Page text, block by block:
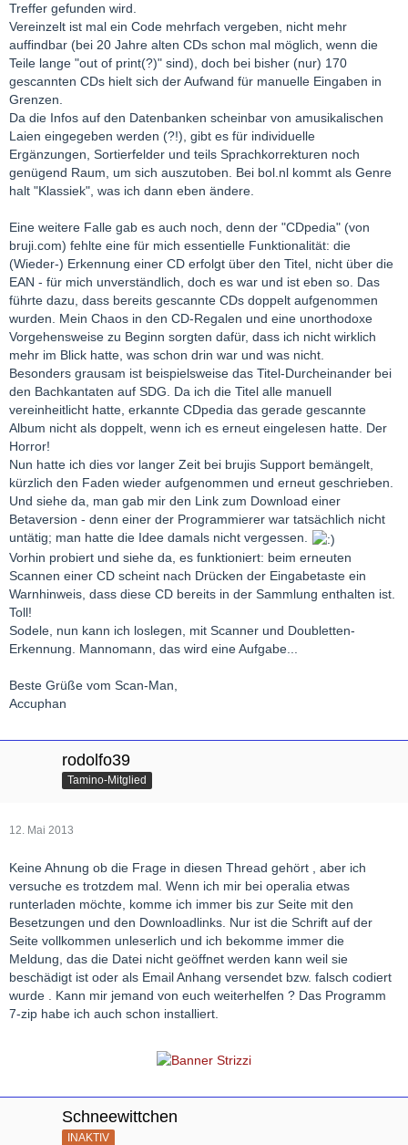
Treffer gefunden wird.
Vereinzelt ist mal ein Code mehrfach vergeben, nicht mehr
auffindbar (bei 20 Jahre alten CDs schon mal möglich, wenn die
Teile lange "out of print(?)" sind), doch bei bisher (nur) 170
gescannten CDs hielt sich der Aufwand für manuelle Eingaben in
Grenzen.
Da die Infos auf den Datenbanken scheinbar von amusikalischen
Laien eingegeben werden (?!), gibt es für individuelle
Ergänzungen, Sortierfelder und teils Sprachkorrekturen noch
genügend Raum, um sich auszutoben. Bei bol.nl kommt als Genre
halt "Klassiek", was ich dann eben ändere.
Eine weitere Falle gab es auch noch, denn der "CDpedia" (von
bruji.com) fehlte eine für mich essentielle Funktionalität: die
(Wieder-) Erkennung einer CD erfolgt über den Titel, nicht über die
EAN - für mich unverständlich, doch es war und ist eben so. Das
führte dazu, dass bereits gescannte CDs doppelt aufgenommen
wurden. Mein Chaos in den CD-Regalen und eine unorthodoxe
Vorgehensweise zu Beginn sorgten dafür, dass ich nicht wirklich
mehr im Blick hatte, was schon drin war und was nicht.
Besonders grausam ist beispielsweise das Titel-Durcheinander bei
den Bachkantaten auf SDG. Da ich die Titel alle manuell
vereinheitlicht hatte, erkannte CDpedia das gerade gescannte
Album nicht als doppelt, wenn ich es erneut eingelesen hatte. Der
Horror!
Nun hatte ich dies vor langer Zeit bei brujis Support bemängelt,
kürzlich den Faden wieder aufgenommen und erneut geschrieben.
Und siehe da, man gab mir den Link zum Download einer
Betaversion - denn einer der Programmierer war tatsächlich nicht
untätig; man hatte die Idee damals nicht vergessen.
Vorhin probiert und siehe da, es funktioniert: beim erneuten
Scannen einer CD scheint nach Drücken der Eingabetaste ein
Warnhinweis, dass diese CD bereits in der Sammlung enthalten ist.
Toll!
Sodele, nun kann ich loslegen, mit Scanner und Doubletten-
Erkennung. Mannomann, das wird eine Aufgabe...
Beste Grüße vom Scan-Man,
Accuphan
rodolfo39
Tamino-Mitglied
12. Mai 2013
Keine Ahnung ob die Frage in diesen Thread gehört , aber ich
versuche es trotzdem mal. Wenn ich mir bei operalia etwas
runterladen möchte, komme ich immer bis zur Seite mit den
Besetzungen und den Downloadlinks. Nur ist die Schrift auf der
Seite vollkommen unleserlich und ich bekomme immer die
Meldung, das die Datei nicht geöffnet werden kann weil sie
beschädigt ist oder als Email Anhang versendet bzw. falsch codiert
wurde . Kann mir jemand von euch weiterhelfen ? Das Programm
7-zip habe ich auch schon installiert.
Schneewittchen
INAKTIV